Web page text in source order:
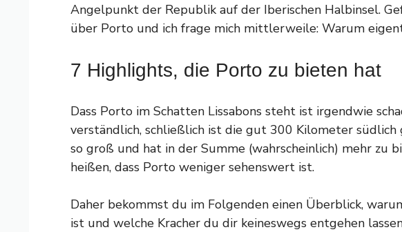
Angelpunkt der Republik auf der Iberischen Halbinsel.
über Porto und ich frage mich mittlerweile: Warum
7 Highlights, die Porto zu bieten hat
Dass Porto im Schatten Lissabons steht ist irgendwie
verständlich, schließlich ist die gut 300 Kilometer
so groß und hat in der Summe (wahrscheinlich) mehr zu
heißen, dass Porto weniger sehenswert ist.
Daher bekommst du im Folgenden einen Überblick,
ist und welche Kracher du dir keineswegs entgehen